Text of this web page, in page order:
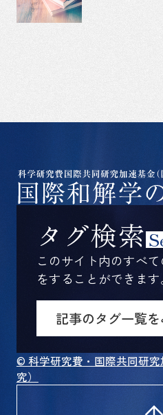
© 科学研究費・国際共同研
究）
タグ検索
このサイト内のすべ
をすることができます
記事のタグ一覧を